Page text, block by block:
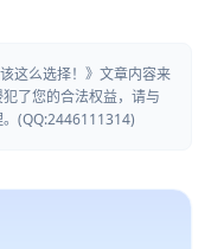
这么选择！》文章内容来
了您的合法权益，请与
(QQ:2446111314)